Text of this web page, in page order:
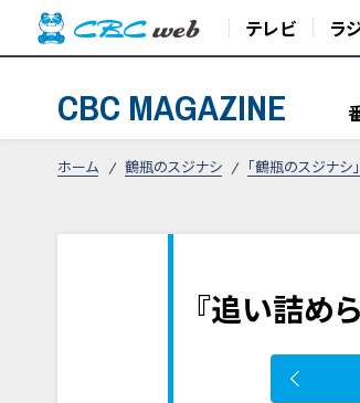
テレビ ラ
CBC MAGAZINE
ホーム 鶴瓶のスジナシ 「鶴瓶のスジナシ
『追い詰め